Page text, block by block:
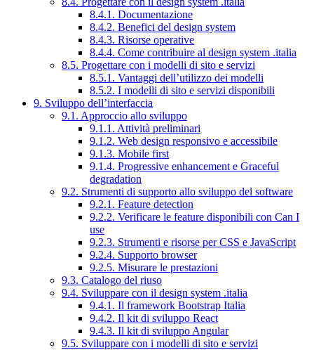
8.4.1. Documentazione
8.4.2. Benefici del design system
8.4.3. Risorse operative
8.4.4. Come contribuire al design system .italia
8.5. Progettare con i modelli di sito e servizi
8.5.1. Vantaggi dell’utilizzo dei modelli
8.5.2. I modelli di sito e servizi disponibili
9. Sviluppo dell’interfaccia
9.1. Approccio allo sviluppo
9.1.1. Attività preliminari
9.1.2. Web design responsivo e accessibile
9.1.3. Mobile first
9.1.4. Progressive enhancement e Graceful
degradation
9.2. Strumenti di supporto allo sviluppo del software
9.2.1. Feature detection
9.2.2. Verificare le feature disponibili con Can I
use
9.2.3. Strumenti e risorse per CSS e JavaScript
9.2.4. Supporto browser
9.2.5. Misurare le prestazioni
9.3. Catalogo del riuso
9.4. Sviluppare con il design system .italia
9.4.1. Il framework Bootstrap Italia
9.4.2. Il kit di sviluppo React
9.4.3. Il kit di sviluppo Angular
9.5. Sviluppare con i modelli di sito e servizi